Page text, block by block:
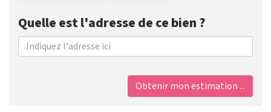
Quelle est l'adresse de ce bien ?
Obtenir mon estimation ...